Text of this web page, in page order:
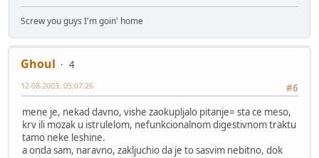
Screw you guys I'm goin' home
Ghoul
4
#6
12-08-2003, 05:07:26
mene je, nekad davno, vishe zaokupljalo pitanje= sta ce meso,
krv ili mozak u istrulelom, nefunkcionalnom digestivnom traktu
tamo neke leshine.
a onda sam, naravno, zakljuchio da je to sasvim nebitno, dok